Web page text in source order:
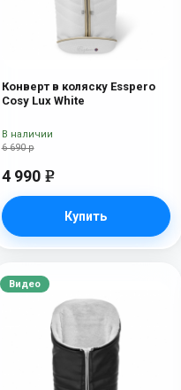
Конверт в коляску Esspero
Cosy Lux White
6 690 р
4 990 e
Купить
В наличии
Видео